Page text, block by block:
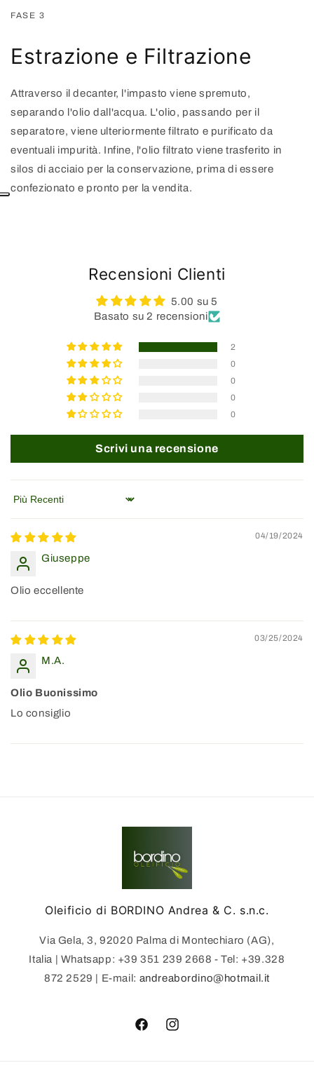
FASE 3
Estrazione e Filtrazione
Attraverso il decanter, l'impasto viene spremuto,
separando l'olio dall'acqua. L'olio, passando per il
separatore, viene ulteriormente filtrato e purificato da
eventuali impurità. Infine, l'olio filtrato viene trasferito in
silos di acciaio per la conservazione, prima di essere
confezionato e pronto per la vendita.
Recensioni Clienti
5.00 su 5
Basato su 2 recensioni
2
0
0
0
0
Scrivi una recensione
Sort by
04/19/2024
Giuseppe
Olio eccellente
03/25/2024
M.A.
Olio Buonissimo
Lo consiglio
Oleificio di BORDINO Andrea & C. s.n.c.
Via Gela, 3, 92020 Palma di Montechiaro (AG),
Italia | Whatsapp: ‪+39 351 239 2668‬ - Tel: +39.328
872 2529 | E-mail: andreabordino@hotmail.it
FacebookInstagram